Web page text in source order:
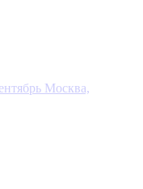
Москва,